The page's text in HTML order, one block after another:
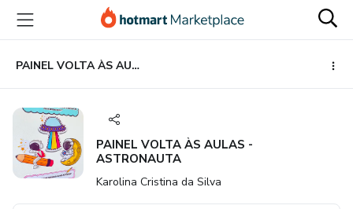
para
conteúdo
principal
para
pagamento
para
rodapé
PAINEL VOLTA ÀS AULAS - ASTRONAUTA
PAINEL VOLTA ÀS AULAS -
ASTRONAUTA
Karolina Cristina da Silva